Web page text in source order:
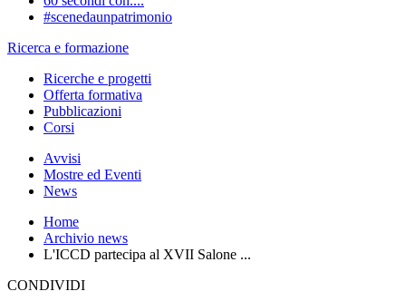
#scenedaunpatrimonio
Ricerca e formazione
Ricerche e progetti
Offerta formativa
Pubblicazioni
Corsi
Avvisi
Mostre ed Eventi
News
Home
Archivio news
L'ICCD partecipa al XVII Salone ...
CONDIVIDI